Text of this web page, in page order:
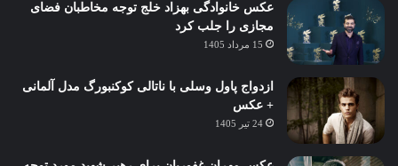
عکس خانوادگی بهزاد خلج توجه مخاطبان فضای
مجازی را جلب کرد
15 مرداد 1405
ازدواج پاول وسلی با ناتالی کوکنبورگ مدل آلمانی
+ عکس
24 تیر 1405